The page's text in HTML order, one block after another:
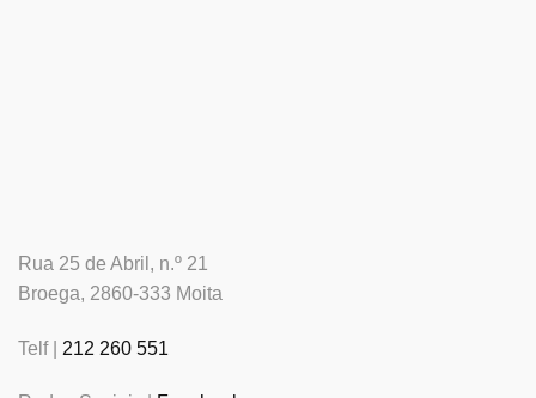
Rua 25 de Abril, n.º 21
Broega, 2860-333 Moita
Telf | 212 260 551